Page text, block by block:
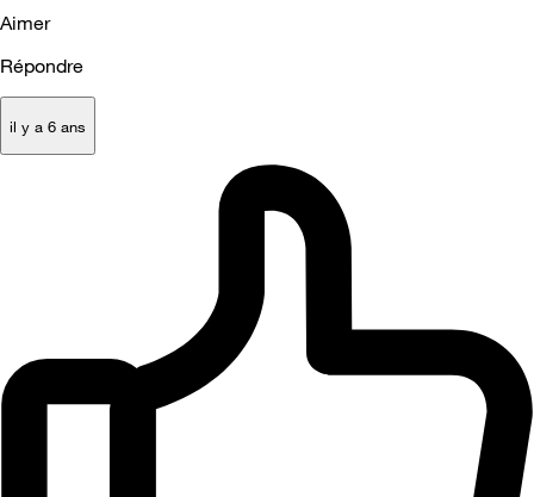
Aimer
Répondre
il y a 6 ans